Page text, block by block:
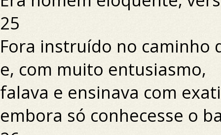
25
Fora instruído no caminho
e, com muito entusiasmo,
falava e ensinava com
embora só conhecesse o